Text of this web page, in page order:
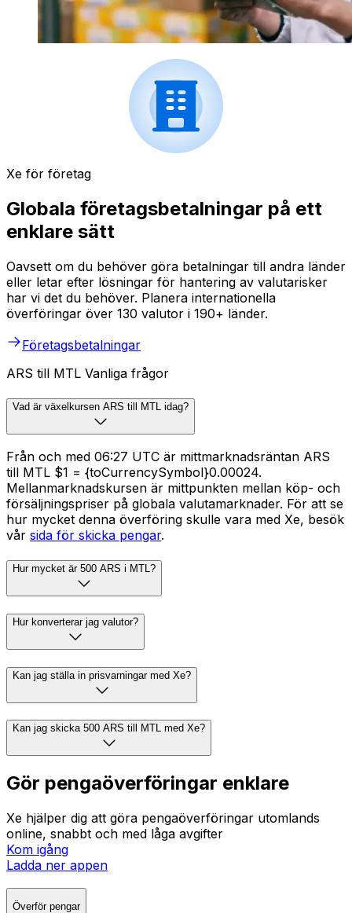
Xe för företag
Globala företagsbetalningar på ett
enklare sätt
Oavsett om du behöver göra betalningar till andra länder
eller letar efter lösningar för hantering av valutarisker
har vi det du behöver. Planera internationella
överföringar över 130 valutor i 190+ länder.
Företagsbetalningar
ARS till MTL Vanliga frågor
Vad är växelkursen ARS till MTL idag?
Från och med 06:27 UTC är mittmarknadsräntan ARS
till MTL $1 = {toCurrencySymbol}0.00024.
Mellanmarknadskursen är mittpunkten mellan köp- och
försäljningspriser på globala valutamarknader. För att se
hur mycket denna överföring skulle vara med Xe, besök
vår sida för skicka pengar.
Hur mycket är 500 ARS i MTL?
Hur konverterar jag valutor?
Kan jag ställa in prisvarningar med Xe?
Kan jag skicka 500 ARS till MTL med Xe?
Gör pengaöverföringar enklare
Xe hjälper dig att göra pengaöverföringar utomlands
online, snabbt och med låga avgifter
Kom igång
Ladda ner appen
Överför pengar